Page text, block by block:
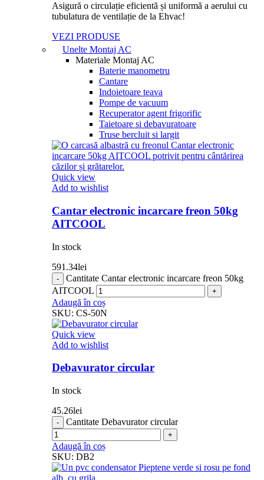
Asigură o circulație eficientă și uniformă a aerului cu
tubulatura de ventilație de la Ehvac!
VEZI PRODUSE
Unelte Montaj AC
Materiale Montaj AC
Baterie manometru
Cantare
Indoietoare teava
Pompe de vacuum
Recuperator agent frigorific
Taietoare si debavuratoare
Truse bercluit si largit
Quick view
Add to wishlist
Cantar electronic incarcare freon 50kg
AITCOOL
In stock
591.34lei
Cantitate Cantar electronic incarcare freon 50kg
AITCOOL
Adaugă în coș
SKU: CS-50N
Quick view
Add to wishlist
Debavurator circular
In stock
45.26lei
Cantitate Debavurator circular
Adaugă în coș
SKU: DB2